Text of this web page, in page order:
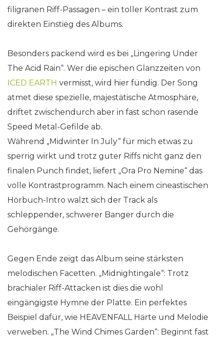
filigranen Riff-Passagen – ein toller Kontrast zum
direkten Einstieg des Albums.
Besonders packend wird es bei „Lingering Under
The Acid Rain“. Wer die epischen Glanzzeiten von
ICED EARTH vermisst, wird hier fündig. Der Song
atmet diese spezielle, majestätische Atmosphäre,
driftet zwischendurch aber in fast schon rasende
Speed Metal-Gefilde ab.
Während „Midwinter In July“ für mich etwas zu
sperrig wirkt und trotz guter Riffs nicht ganz den
finalen Punch findet, liefert „Ora Pro Nemine“ das
volle Kontrastprogramm. Nach einem cineastischen
Hörbuch-Intro walzt sich der Track als
schleppender, schwerer Banger durch die
Gehörgänge.
Gegen Ende zeigt das Album seine stärksten
melodischen Facetten. „Midnightingale“: Trotz
brachialer Riff-Attacken ist dies die wohl
eingängigste Hymne der Platte. Ein perfektes
Beispiel dafür, wie HEAVENFALL Härte und Melodie
verweben. „The Wind Chimes Garden“: Beginnt fast